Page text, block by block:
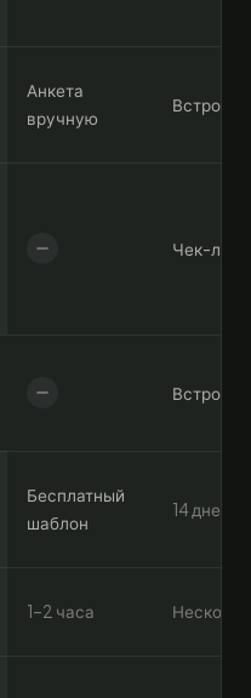
Анкета
вручную
Чек-
Бесплатный
шаблон
14 дней
1–2 часа